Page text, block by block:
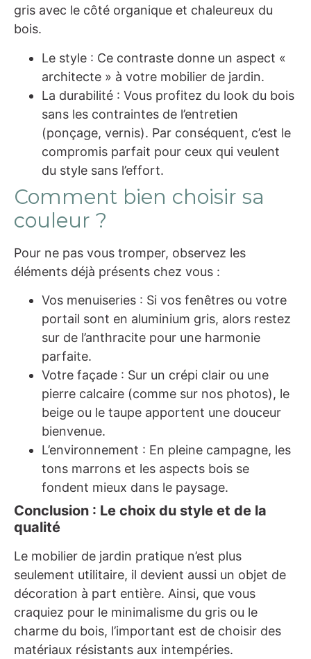
gris avec le côté organique et chaleureux du
bois.
Le style : Ce contraste donne un aspect «
architecte » à votre mobilier de jardin.
La durabilité : Vous profitez du look du bois
sans les contraintes de l’entretien
(ponçage, vernis). Par conséquent, c’est le
compromis parfait pour ceux qui veulent
du style sans l’effort.
Comment bien choisir sa
couleur ?
Pour ne pas vous tromper, observez les
éléments déjà présents chez vous :
Vos menuiseries : Si vos fenêtres ou votre
portail sont en aluminium gris, alors restez
sur de l’anthracite pour une harmonie
parfaite.
Votre façade : Sur un crépi clair ou une
pierre calcaire (comme sur nos photos), le
beige ou le taupe apportent une douceur
bienvenue.
L’environnement : En pleine campagne, les
tons marrons et les aspects bois se
fondent mieux dans le paysage.
Conclusion : Le choix du style et de la
qualité
Le mobilier de jardin pratique n’est plus
seulement utilitaire, il devient aussi un objet de
décoration à part entière. Ainsi, que vous
craquiez pour le minimalisme du gris ou le
charme du bois, l’important est de choisir des
matériaux résistants aux intempéries.